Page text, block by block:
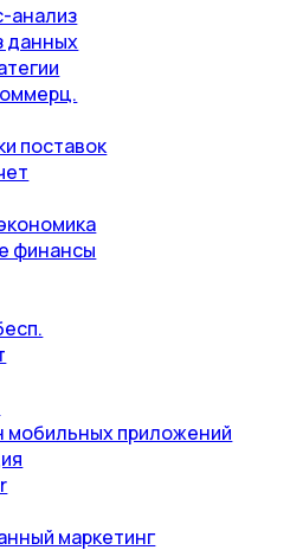
анализ
данных
поставок
финансы
мобильных приложений
маркетинг